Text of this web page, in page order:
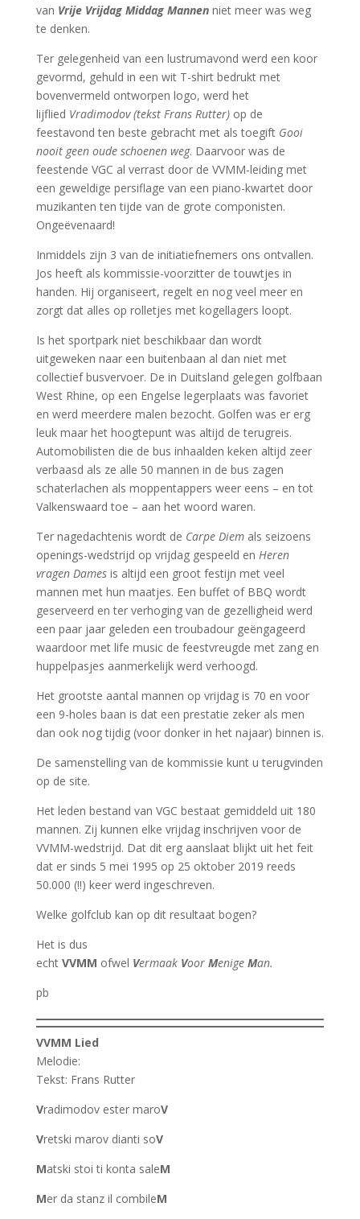
van Vrije Vrijdag Middag Mannenniet meer was weg
te denken.
Ter gelegenheid van een lustrumavond werd een koor
gevormd, gehuld in een wit T-shirt bedrukt met
bovenvermeld ontworpen logo, werd het
lijflied Vradimodov (tekst Frans Rutter)op de
feestavond ten beste gebracht met als toegift Gooi
nooit geen oude schoenen weg. Daarvoor was de
feestende VGC al verrast door de VVMM-leiding met
een geweldige persiflage van een piano-kwartet door
muzikanten ten tijde van de grote componisten.
Ongeëvenaard!
Inmiddels zijn 3 van de initiatiefnemers ons ontvallen.
Jos heeft als kommissie-voorzitter de touwtjes in
handen. Hij organiseert, regelt en nog veel meer en
zorgt dat alles op rolletjes met kogellagers loopt.
Is het sportpark niet beschikbaar dan wordt
uitgeweken naar een buitenbaan al dan niet met
collectief busvervoer. De in Duitsland gelegen golfbaan
West Rhine, op een Engelse legerplaats was favoriet
en werd meerdere malen bezocht. Golfen was er erg
leuk maar het hoogtepunt was altijd de terugreis.
Automobilisten die de bus inhaalden keken altijd zeer
verbaasd als ze alle 50 mannen in de bus zagen
schaterlachen als moppentappers weer eens – en tot
Valkenswaard toe – aan het woord waren.
Ter nagedachtenis wordt de Carpe Diemals seizoens
openings-wedstrijd op vrijdag gespeeld en Heren
vragen Damesis altijd een groot festijn met veel
mannen met hun maatjes. Een buffet of BBQ wordt
geserveerd en ter verhoging van de gezelligheid werd
een paar jaar geleden een troubadour geëngageerd
waardoor met life music de feestvreugde met zang en
huppelpasjes aanmerkelijk werd verhoogd.
Het grootste aantal mannen op vrijdag is 70 en voor
een 9-holes baan is dat een prestatie zeker als men
dan ook nog tijdig (voor donker in het najaar) binnen is.
De samenstelling van de kommissie kunt u terugvinden
op de site.
Het leden bestand van VGC bestaat gemiddeld uit 180
mannen. Zij kunnen elke vrijdag inschrijven voor de
VVMM-wedstrijd. Dat dit erg aanslaat blijkt uit het feit
dat er sinds 5 mei 1995 op 25 oktober 2019 reeds
50.000 (!!) keer werd ingeschreven.
Welke golfclub kan op dit resultaat bogen?
Het is dus
echt VVMM ofwel Vermaak Voor Menige Man.
pb
VVMM Lied
Melodie:
Tekst: Frans Rutter
Vradimodov ester maroV
Vretski marov dianti soV
Matski stoi ti konta saleM
Mer da stanz il combileM